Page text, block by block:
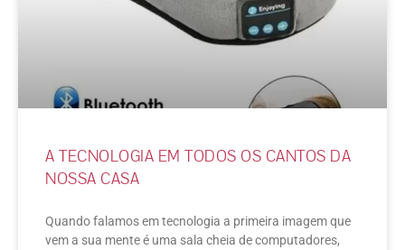
A TECNOLOGIA EM TODOS OS CANTOS DA
NOSSA CASA
Quando falamos em tecnologia a primeira imagem que
vem a sua mente é uma sala cheia de computadores,